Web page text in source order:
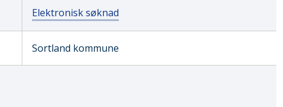
Elektronisk søknad
Sortland kommune